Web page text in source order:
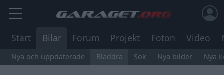
Start Bilar Forum Projekt Foton Video
Nya och uppdaterade Bläddra Sök Nya bilder Nya